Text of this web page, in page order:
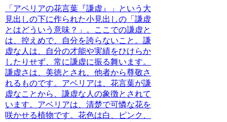
「アベリアの花言葉『謙虚』」という大
見出しの下に作られた小見出しの「謙虚
とはどういう意味？」。ここでの謙虚と
は、控えめで、自分を誇らないこと。謙
虚な人は、自分の才能や実績をひけらか
したりせず、常に謙虚に振る舞います。
謙虚さは、美徳とされ、他者から尊敬さ
れるものです。アベリアは、花言葉が謙
虚なことから、謙虚な人の象徴とされて
います。アベリアは、清楚で可憐な花を
咲かせる植物です。花色は白、ピンク、